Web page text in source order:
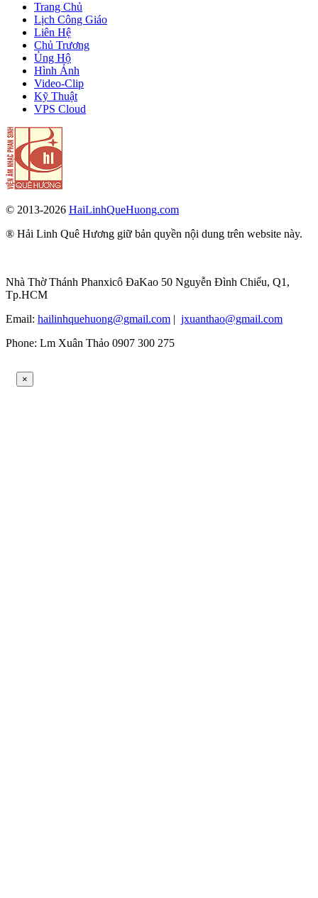
Trang Chủ
Lịch Công Giáo
Liên Hệ
Chủ Trương
Ủng Hộ
Hình Ảnh
Video-Clip
Kỹ Thuật
VPS Cloud
© 2013-2026 HaiLinhQueHuong.com
® Hải Linh Quê Hương giữ bản quyền nội dung trên website này.
Nhà Thờ Thánh Phanxicô ĐaKao 50 Nguyễn Đình Chiểu, Q1,
Tp.HCM
Email: hailinhquehuong@gmail.com | jxuanthao@gmail.com
Phone: Lm Xuân Thảo 0907 300 275
×